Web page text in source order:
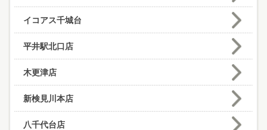
イコアス千城台
平井駅北口店
木更津店
新検見川本店
八千代台店